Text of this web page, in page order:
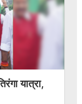
यात्रा,